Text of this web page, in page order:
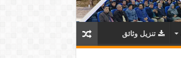
تنزيل وثائق